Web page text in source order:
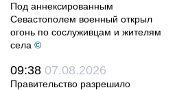
Под аннексированным
Севастополем военный открыл
огонь по сослуживцам и жителям
села ©
09:38 07.08.2026
Правительство разрешило